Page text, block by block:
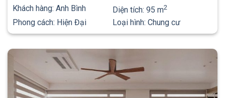
Khách hàng: Anh Bình Diện tích: 95 m2
Phong cách: Hiện Đại Loại hình: Chung cư